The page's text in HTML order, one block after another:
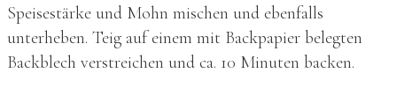
Speisestärke und Mohn mischen und ebenfalls
unterheben. Teig auf einem mit Backpapier belegten
Backblech verstreichen und ca. 10 Minuten backen.